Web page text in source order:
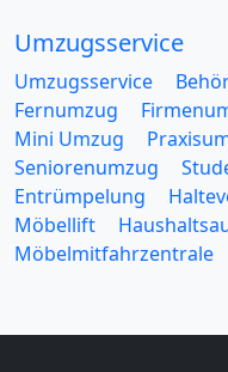
Umzugsservice
Umzugsservice
Fernumzug
Mini Umzug
Seniorenumzug
Entrümpelung
Möbellift
Möbelmitfahrzentrale